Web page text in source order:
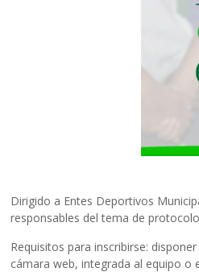
Dirigido a Entes Deportivos
responsables del tema de
Requisitos para inscribirse:
cámara web, integrada al equipo o